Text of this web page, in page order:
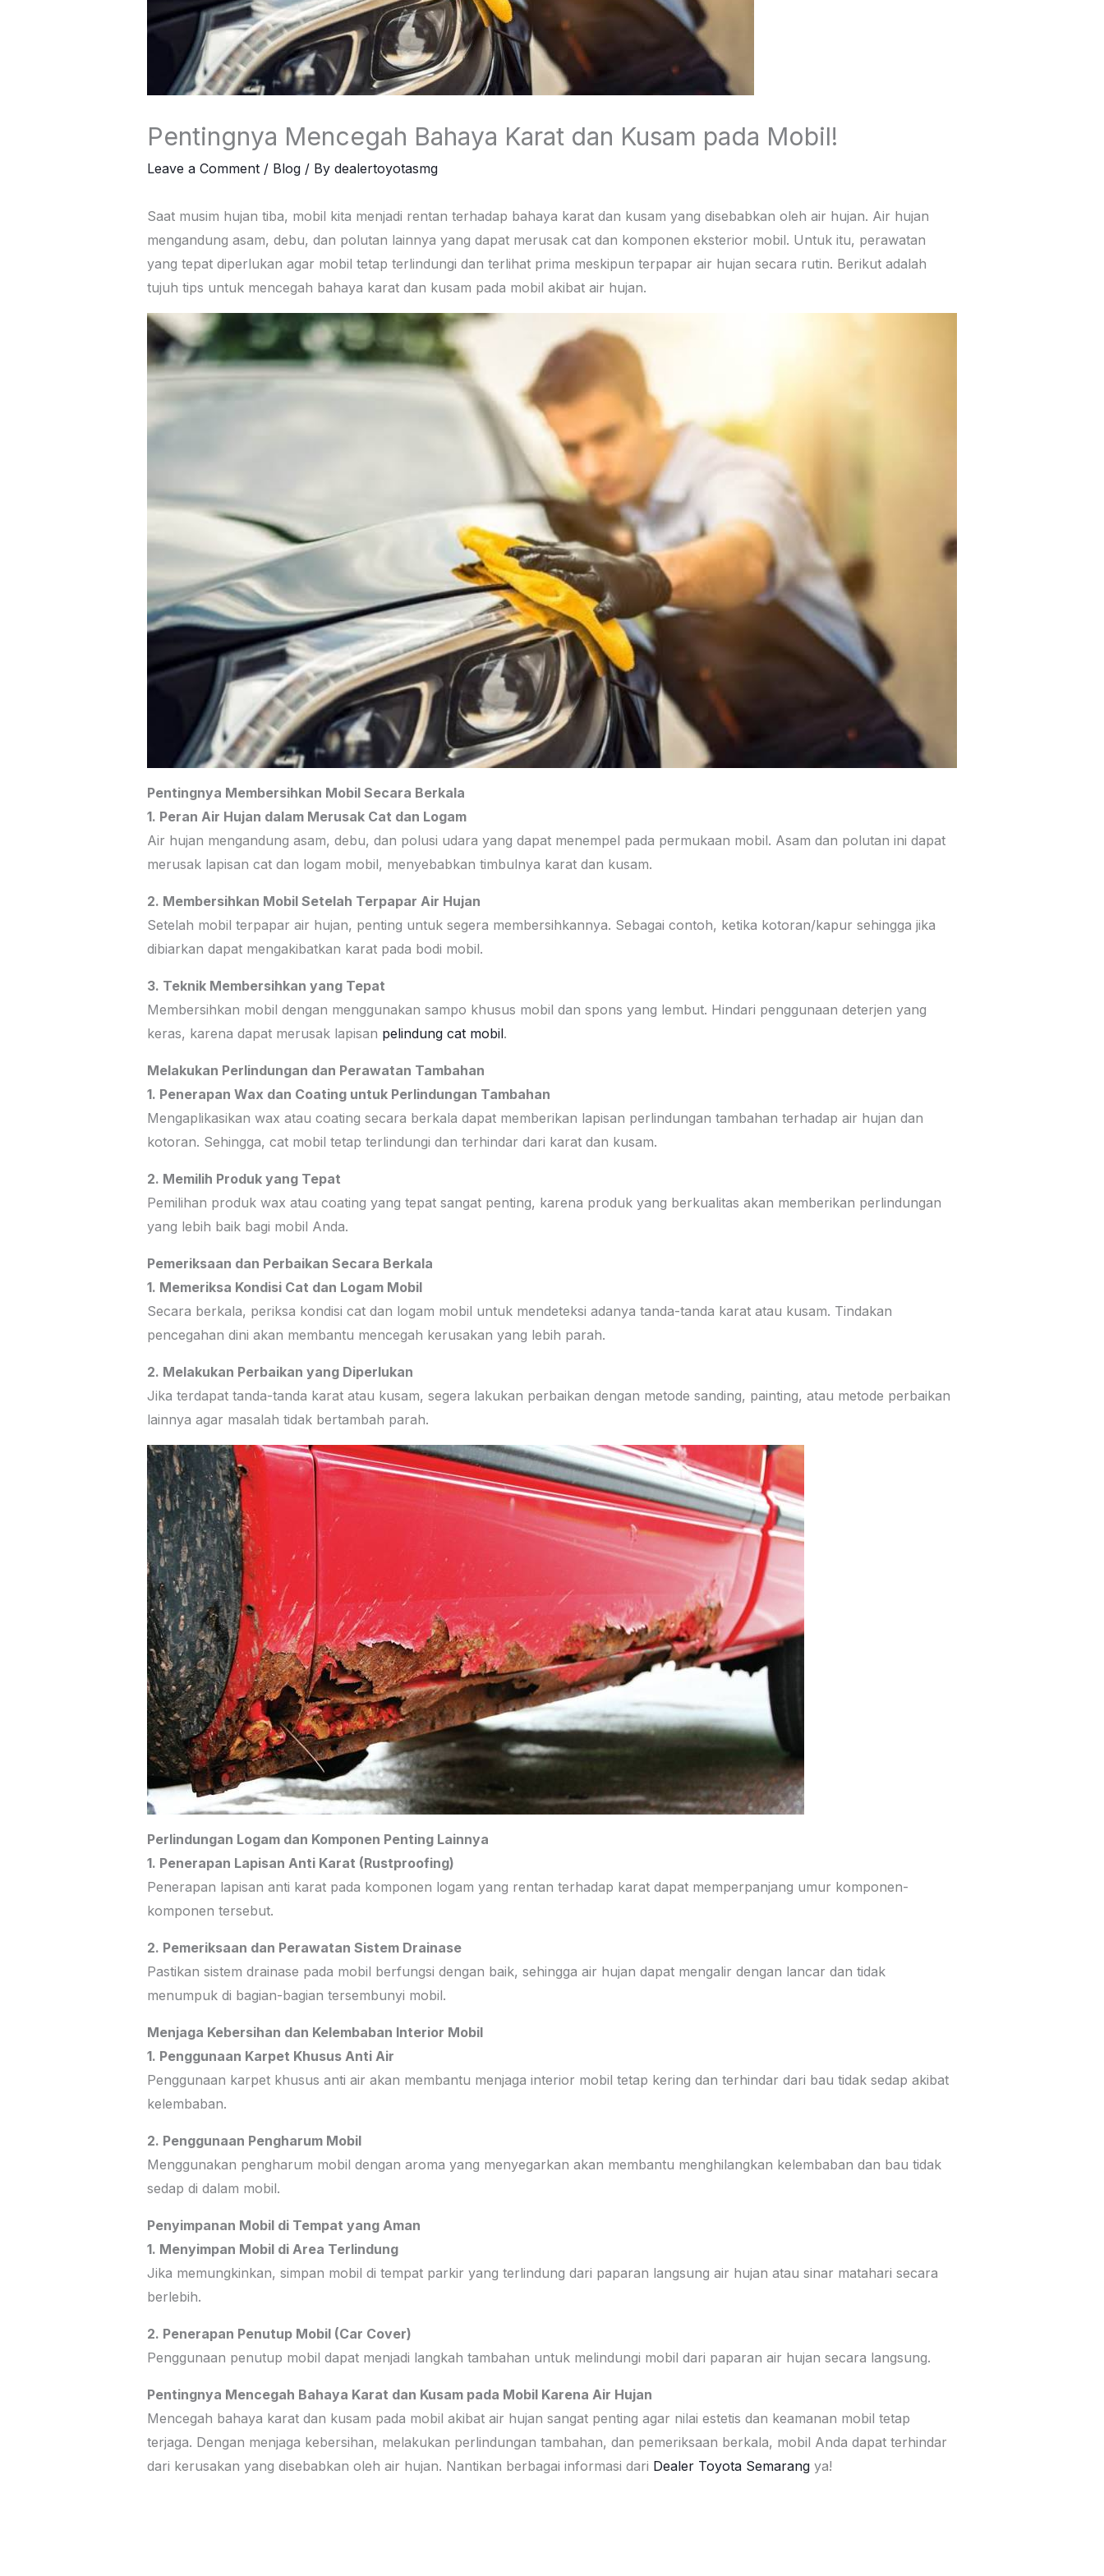
Pentingnya Mencegah Bahaya Karat dan Kusam pada Mobil!
Leave a Comment / Blog/ By dealertoyotasmg
Saat musim hujan tiba, mobil kita menjadi rentan terhadap bahaya karat dan kusam yang disebabkan oleh air hujan. Air hujan
mengandung asam, debu, dan polutan lainnya yang dapat merusak cat dan komponen eksterior mobil. Untuk itu, perawatan
yang tepat diperlukan agar mobil tetap terlindungi dan terlihat prima meskipun terpapar air hujan secara rutin. Berikut adalah
tujuh tips untuk mencegah bahaya karat dan kusam pada mobil akibat air hujan.
Pentingnya Membersihkan Mobil Secara Berkala
1. Peran Air Hujan dalam Merusak Cat dan Logam
Air hujan mengandung asam, debu, dan polusi udara yang dapat menempel pada permukaan mobil. Asam dan polutan ini dapat
merusak lapisan cat dan logam mobil, menyebabkan timbulnya karat dan kusam.
2. Membersihkan Mobil Setelah Terpapar Air Hujan
Setelah mobil terpapar air hujan, penting untuk segera membersihkannya. Sebagai contoh, ketika kotoran/kapur sehingga jika
dibiarkan dapat mengakibatkan karat pada bodi mobil.
3. Teknik Membersihkan yang Tepat
Membersihkan mobil dengan menggunakan sampo khusus mobil dan spons yang lembut. Hindari penggunaan deterjen yang
keras, karena dapat merusak lapisan pelindung cat mobil.
Melakukan Perlindungan dan Perawatan Tambahan
1. Penerapan Wax dan Coating untuk Perlindungan Tambahan
Mengaplikasikan wax atau coating secara berkala dapat memberikan lapisan perlindungan tambahan terhadap air hujan dan
kotoran. Sehingga, cat mobil tetap terlindungi dan terhindar dari karat dan kusam.
2. Memilih Produk yang Tepat
Pemilihan produk wax atau coating yang tepat sangat penting, karena produk yang berkualitas akan memberikan perlindungan
yang lebih baik bagi mobil Anda.
Pemeriksaan dan Perbaikan Secara Berkala
1. Memeriksa Kondisi Cat dan Logam Mobil
Secara berkala, periksa kondisi cat dan logam mobil untuk mendeteksi adanya tanda-tanda karat atau kusam. Tindakan
pencegahan dini akan membantu mencegah kerusakan yang lebih parah.
2. Melakukan Perbaikan yang Diperlukan
Jika terdapat tanda-tanda karat atau kusam, segera lakukan perbaikan dengan metode sanding, painting, atau metode perbaikan
lainnya agar masalah tidak bertambah parah.
Perlindungan Logam dan Komponen Penting Lainnya
1. Penerapan Lapisan Anti Karat (Rustproofing)
Penerapan lapisan anti karat pada komponen logam yang rentan terhadap karat dapat memperpanjang umur komponen-
komponen tersebut.
2. Pemeriksaan dan Perawatan Sistem Drainase
Pastikan sistem drainase pada mobil berfungsi dengan baik, sehingga air hujan dapat mengalir dengan lancar dan tidak
menumpuk di bagian-bagian tersembunyi mobil.
Menjaga Kebersihan dan Kelembaban Interior Mobil
1. Penggunaan Karpet Khusus Anti Air
Penggunaan karpet khusus anti air akan membantu menjaga interior mobil tetap kering dan terhindar dari bau tidak sedap akibat
kelembaban.
2. Penggunaan Pengharum Mobil
Menggunakan pengharum mobil dengan aroma yang menyegarkan akan membantu menghilangkan kelembaban dan bau tidak
sedap di dalam mobil.
Penyimpanan Mobil di Tempat yang Aman
1. Menyimpan Mobil di Area Terlindung
Jika memungkinkan, simpan mobil di tempat parkir yang terlindung dari paparan langsung air hujan atau sinar matahari secara
berlebih.
2. Penerapan Penutup Mobil (Car Cover)
Penggunaan penutup mobil dapat menjadi langkah tambahan untuk melindungi mobil dari paparan air hujan secara langsung.
Pentingnya Mencegah Bahaya Karat dan Kusam pada Mobil Karena Air Hujan
Mencegah bahaya karat dan kusam pada mobil akibat air hujan sangat penting agar nilai estetis dan keamanan mobil tetap
terjaga. Dengan menjaga kebersihan, melakukan perlindungan tambahan, dan pemeriksaan berkala, mobil Anda dapat terhindar
dari kerusakan yang disebabkan oleh air hujan. Nantikan berbagai informasi dari Dealer Toyota Semarangya!